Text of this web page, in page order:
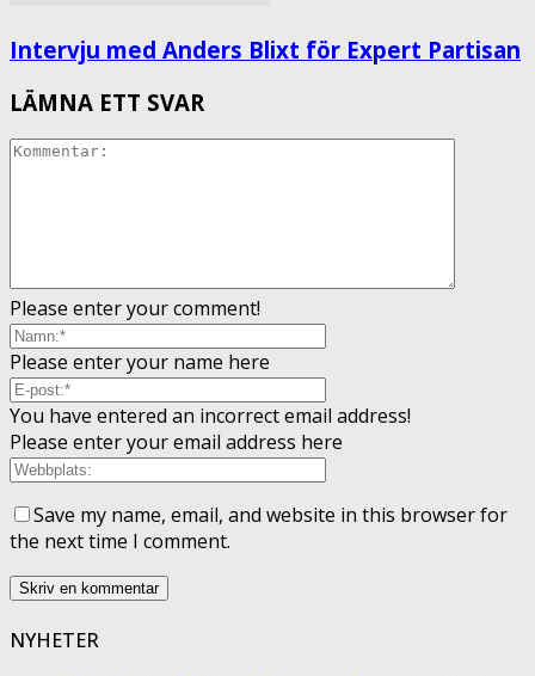
Intervju med Anders Blixt för Expert Partisan
LÄMNA ETT SVAR
Please enter your comment!
Please enter your name here
You have entered an incorrect email address!
Please enter your email address here
Save my name, email, and website in this browser for
the next time I comment.
NYHETER